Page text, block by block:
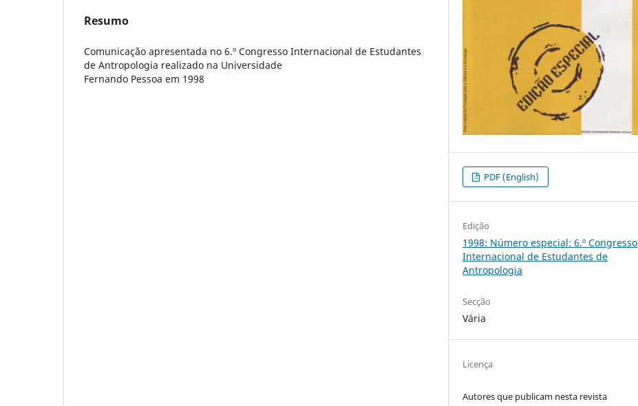
Resumo
Comunicação apresentada no 6.º Congresso Internacional de Estudantes
de Antropologia realizado na Universidade
Fernando Pessoa em 1998
PDF (English)
Edição
1998: Número especial: 6.º Congresso
Internacional de Estudantes de
Antropologia
Secção
Vária
Licença
Autores que publicam nesta revista